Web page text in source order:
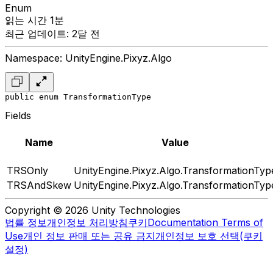
Enum
읽는 시간 1분
최근 업데이트: 2달 전
Namespace: UnityEngine.Pixyz.Algo
public enum TransformationType
Fields
Name Value
TRSOnly
TRSAndSkew
Copyright © 2026 Unity Technologies
법률 정보개인정보 처리방침쿠키Documentation Terms of
Use개인 정보 판매 또는 공유 금지개인정보 보호 선택(쿠키
설정)